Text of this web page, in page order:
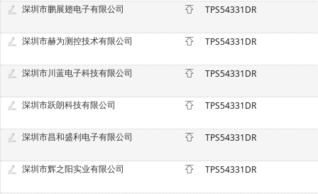
深圳市鹏展翅电子有限公司 TPS54331DR
深圳市赫为测控技术有限公司 TPS54331DR
深圳市川蓝电子科技有限公司 TPS54331DR
深圳市跃朗科技有限公司 TPS54331DR
深圳市昌和盛利电子有限公司 TPS54331DR
深圳市辉之阳实业有限公司 TPS54331DR